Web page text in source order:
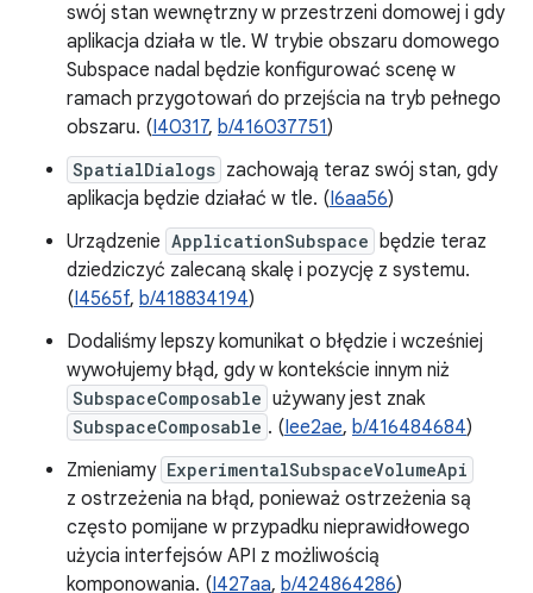
swój stan wewnętrzny w przestrzeni domowej i gdy
aplikacja działa w tle. W trybie obszaru domowego
Subspace nadal będzie konfigurować scenę w
ramach przygotowań do przejścia na tryb pełnego
obszaru. (I40317, b/416037751)
SpatialDialogs zachowają teraz swój stan, gdy
aplikacja będzie działać w tle. (I6aa56)
Urządzenie ApplicationSubspace będzie teraz
dziedziczyć zalecaną skalę i pozycję z systemu.
(I4565f, b/418834194)
Dodaliśmy lepszy komunikat o błędzie i wcześniej
wywołujemy błąd, gdy w kontekście innym niż
SubspaceComposable używany jest znak
SubspaceComposable . (Iee2ae, b/416484684)
Zmieniamy ExperimentalSubspaceVolumeApi
z ostrzeżenia na błąd, ponieważ ostrzeżenia są
często pomijane w przypadku nieprawidłowego
użycia interfejsów API z możliwością
komponowania. (I427aa, b/424864286)